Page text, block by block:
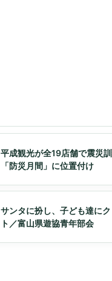
平成観光が全19店舗で震災
「防災月間」に位置付け
サンタに扮し、子ども達に
ト／富山県遊協青年部会